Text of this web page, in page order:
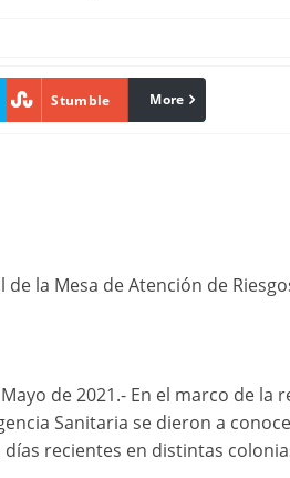
Stumble linkedin
More
la Mesa de Atención de
de 2021.- En el marco de la
Sanitaria se dieron a
recientes en distintas